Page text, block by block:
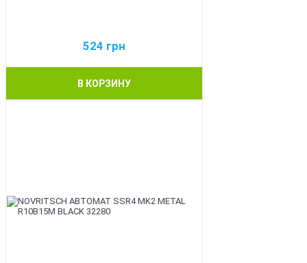
524 грн
В КОРЗИНУ